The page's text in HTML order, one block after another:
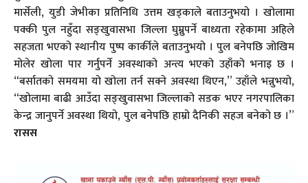
मार्सेली, युडी जेभीका प्रतिनिधि उत्तम खड्काले बताउनुभयो । खोलामा
पक्की पुल नहुँदा सङ्खुवासभा जिल्ला घुम्नुपर्ने बाध्यता रहेकामा अहिले
सहजता भएको स्थानीय पुष्प कार्कीले बताउनुभयो । पुल बनेपछि जोखिम
मोलेर खोला पार गर्नुपर्ने अवस्थाको अन्त्य भएको उहाँको भनाइ छ ।
“बर्सातको समयमा यो खोला तर्न सक्ने अवस्था थिएन,” उहाँले भन्नुभयो,
“खोलामा बाढी आउँदा सङ्खुवासभा जिल्लाको सडक भएर नगरपालिका
केन्द्र जानुपर्ने अवस्था थियो, पुल बनेपछि हाम्रो दैनिकी सहज बनेको छ ।”
रासस